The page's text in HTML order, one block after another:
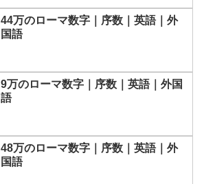
44万のローマ数字｜序数｜英語｜外
国語
9万のローマ数字｜序数｜英語｜外国
語
48万のローマ数字｜序数｜英語｜外
国語